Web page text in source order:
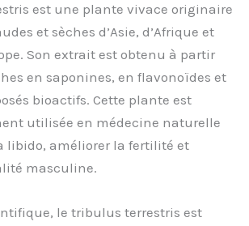
est une plante vivace originaire
et sèches d’Asie, d’Afrique et
Son extrait est obtenu à partir
en saponines, en flavonoïdes et
bioactifs. Cette plante est
utilisée en médecine naturelle
libido, améliorer la fertilité et
masculine.
le tribulus terrestris est